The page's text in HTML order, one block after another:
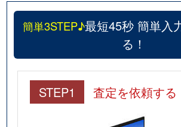
簡単3STEP♪最短45秒 簡単入
る！
STEP1 査定を依頼する